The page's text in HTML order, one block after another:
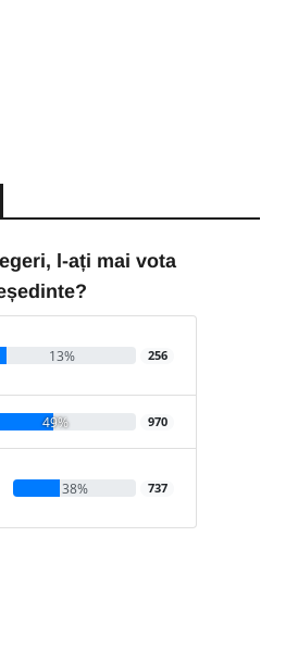
l-ați mai vota
13% 256
49% 970
38% 737